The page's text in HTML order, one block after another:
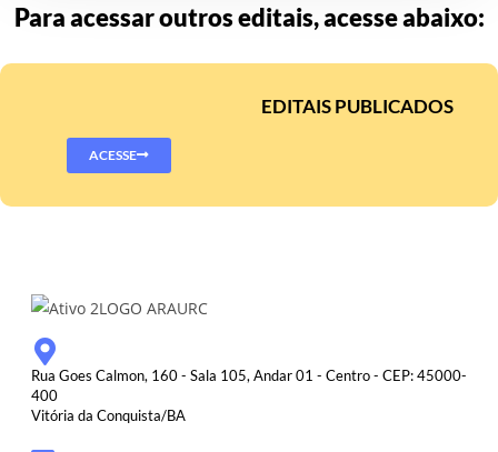
Para acessar outros editais, acesse abaixo:
EDITAIS PUBLICADOS
ACESSE
Rua Goes Calmon, 160 - Sala 105, Andar 01 - Centro - CEP: 45000-
400
Vitória da Conquista/BA